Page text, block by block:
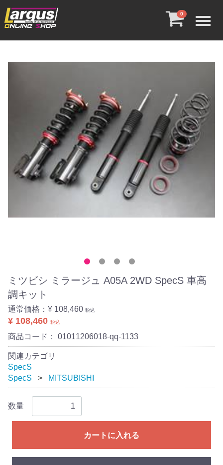
0
ミツビシ ミラージュ A05A 2WD SpecS 車高
調キット
通常価格： ¥ 108,460 税込
¥ 108,460 税込
商品コード： 01011206018-qq-1133
関連カテゴリ
SpecS
SpecS
MITSUBISHI
数量
カートに入れる